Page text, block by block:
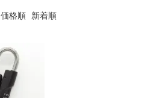
価格順 新着順